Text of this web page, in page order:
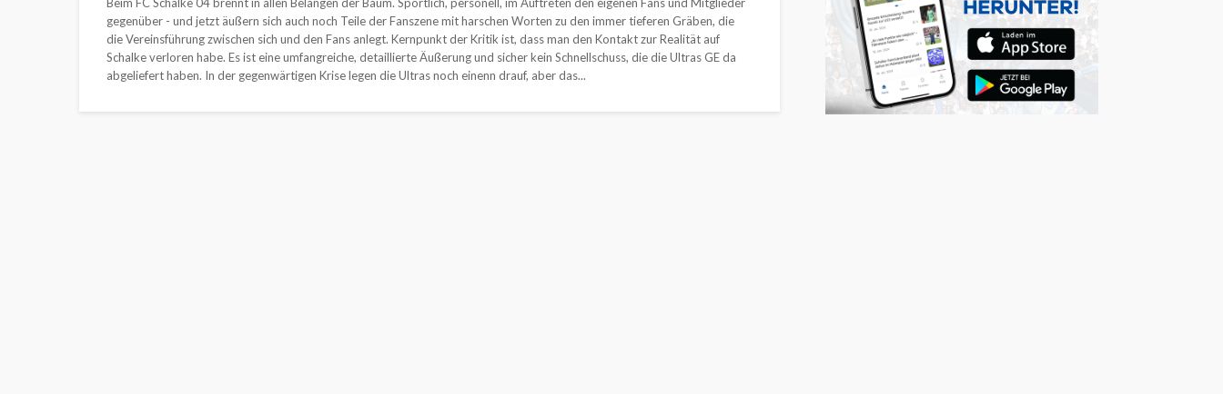
gegenüber - und jetzt äußern sich auch noch Teile der Fanszene mit harschen Worten zu den immer tieferen Gräben, die
die Vereinsführung zwischen sich und den Fans anlegt. Kernpunkt der Kritik ist, dass man den Kontakt zur Realität auf
Schalke verloren habe. Es ist eine umfangreiche, detaillierte Äußerung und sicher kein Schnellschuss, die die Ultras GE da
abgeliefert haben. In der gegenwärtigen Krise legen die Ultras noch einenn drauf, aber das...